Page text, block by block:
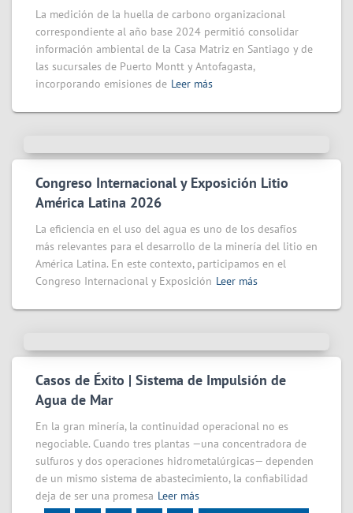
La medición de la huella de carbono organizacional
correspondiente al año base 2024 permitió consolidar
información ambiental de la Casa Matriz en Santiago y de
las sucursales de Puerto Montt y Antofagasta,
incorporando emisiones de Leer más
Congreso Internacional y Exposición Litio
América Latina 2026
La eficiencia en el uso del agua es uno de los desafíos
más relevantes para el desarrollo de la minería del litio en
América Latina. En este contexto, participamos en el
Congreso Internacional y Exposición Leer más
Casos de Éxito | Sistema de Impulsión de
Agua de Mar
En la gran minería, la continuidad operacional no es
negociable. Cuando tres plantas —una concentradora de
sulfuros y dos operaciones hidrometalúrgicas— dependen
de un mismo sistema de abastecimiento, la confiabilidad
deja de ser una promesa Leer más